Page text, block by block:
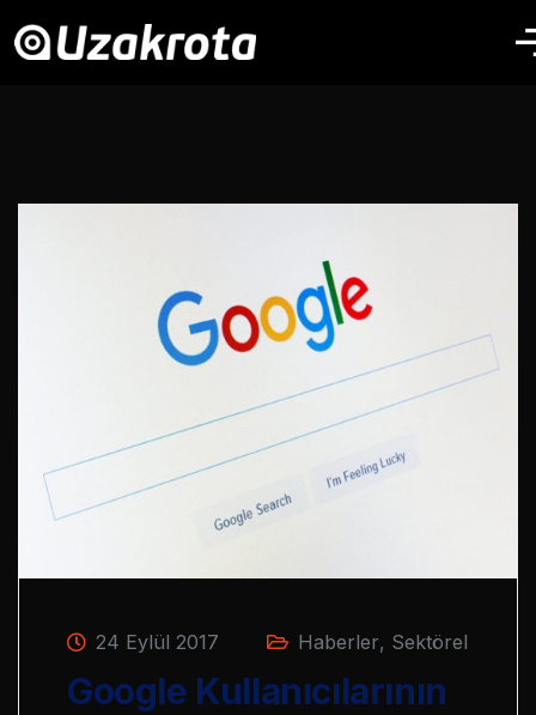
24 Eylül 2017 Haberler, Sektörel
Google Kullanıcılarının